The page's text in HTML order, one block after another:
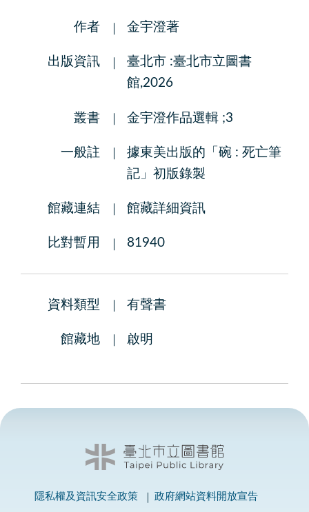
作者 金宇澄著
出版資訊
臺北市 :臺北市立圖書
館,2026
叢書 金宇澄作品選輯 ;3
一般註
據東美出版的「碗 : 死亡筆
記」初版錄製
館藏連結 館藏詳細資訊
比對暫用 81940
資料類型 有聲書
館藏地 啟明
隱私權及資訊安全政策 政府網站資料開放宣告